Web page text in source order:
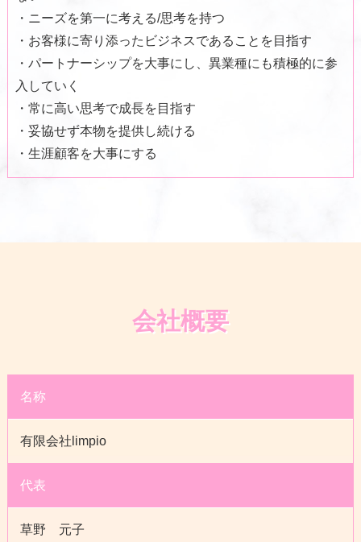
・ニーズを第一に考える/思考を持つ
・お客様に寄り添ったビジネスであることを目指す
・パートナーシップを大事にし、異業種にも積極的に参
入していく
・常に高い思考で成長を目指す
・妥協せず本物を提供し続ける
・生涯顧客を大事にする
会社概要
名称
有限会社limpio
代表
草野 元子